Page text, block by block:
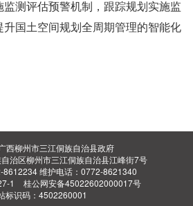
测评估预警机制，跟踪规划实施监
国土空间规划全周期管理的智能化
西柳州市三江侗族自治县政府
治区柳州市三江侗族自治县江峰街7号
8612234 维护电话：0772-8621340
1
桂公网安备45022602000017号
标识码：4502260001